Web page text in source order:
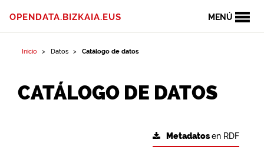
MENÚ
OPENDATA.BIZKAIA.EUS
Inicio Datos Catálogo de datos
CATÁLOGO DE DATOS
Metadatosen RDF